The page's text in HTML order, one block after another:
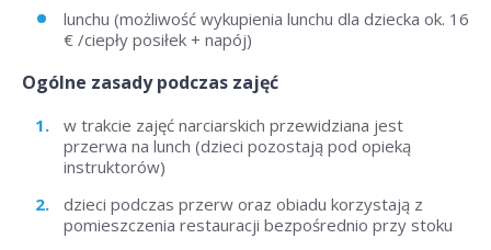
lunchu (możliwość wykupienia lunchu dla dziecka ok. 16
€ /ciepły posiłek + napój)
Ogólne zasady podczas zajęć
w trakcie zajęć narciarskich przewidziana jest
przerwa na lunch (dzieci pozostają pod opieką
instruktorów)
dzieci podczas przerw oraz obiadu korzystają z
pomieszczenia restauracji bezpośrednio przy stoku